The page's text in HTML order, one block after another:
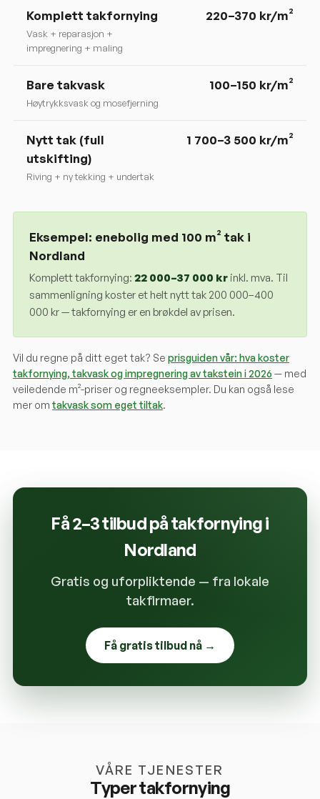
Komplett takfornying
Vask + reparasjon +
impregnering + maling
220–370 kr/m²
Bare takvask
Høytrykksvask og mosefjerning
100–150 kr/m²
Nytt tak (full
utskifting)
Riving + ny tekking + undertak
1 700–3 500 kr/m²
Eksempel: enebolig med 100 m² tak i
Nordland
Komplett takfornying: 22 000–37 000 kr inkl. mva. Til
sammenligning koster et helt nytt tak 200 000–400
000 kr — takfornying er en brøkdel av prisen.
Vil du regne på ditt eget tak? Se prisguiden vår: hva koster
takfornying, takvask og impregnering av takstein i 2026 — med
veiledende m²-priser og regneeksempler. Du kan også lese
mer om takvask som eget tiltak.
Få 2–3 tilbud på takfornying i
Nordland
Gratis og uforpliktende — fra lokale
takfirmaer.
Få gratis tilbud nå →
VÅRE TJENESTER
Typer takfornying